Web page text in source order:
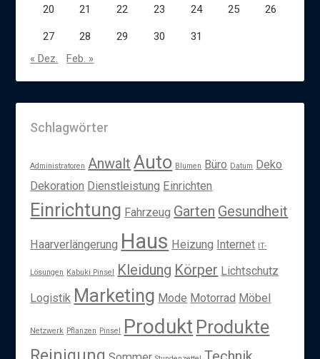
20 21 22 23 24 25 26
27 28 29 30
31
« Dez.
Feb. »
Schlagwörter
Administratoren Anwalt Auto Blumen Büro Datum Deko
Dekoration Dienstleistung Einrichten
Einrichtung Fahrzeug Garten Gesundheit
Haarverlängerung Haus Heizung Internet IT-
Lösungen Kabuki Pinsel Kleidung Körper Lichtschutz
Logistik Marketing Mode Motorrad Möbel
Netzwerk Pflanzen Pinsel Produkt Produkte